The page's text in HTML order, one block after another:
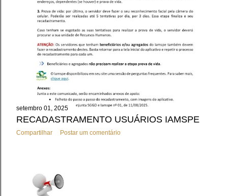
setembro 01, 2025
RECADASTRAMENTO USUÁRIOS IAMSPE
Compartilhar Postar um comentário